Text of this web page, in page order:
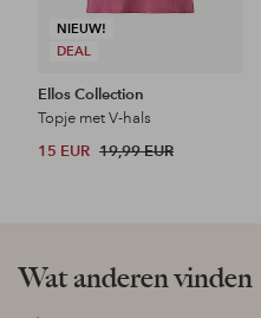
NIEUW!
DEAL
Ellos Collection
Topje met V-hals
15 EUR 19,99 EUR
Wat anderen vinden